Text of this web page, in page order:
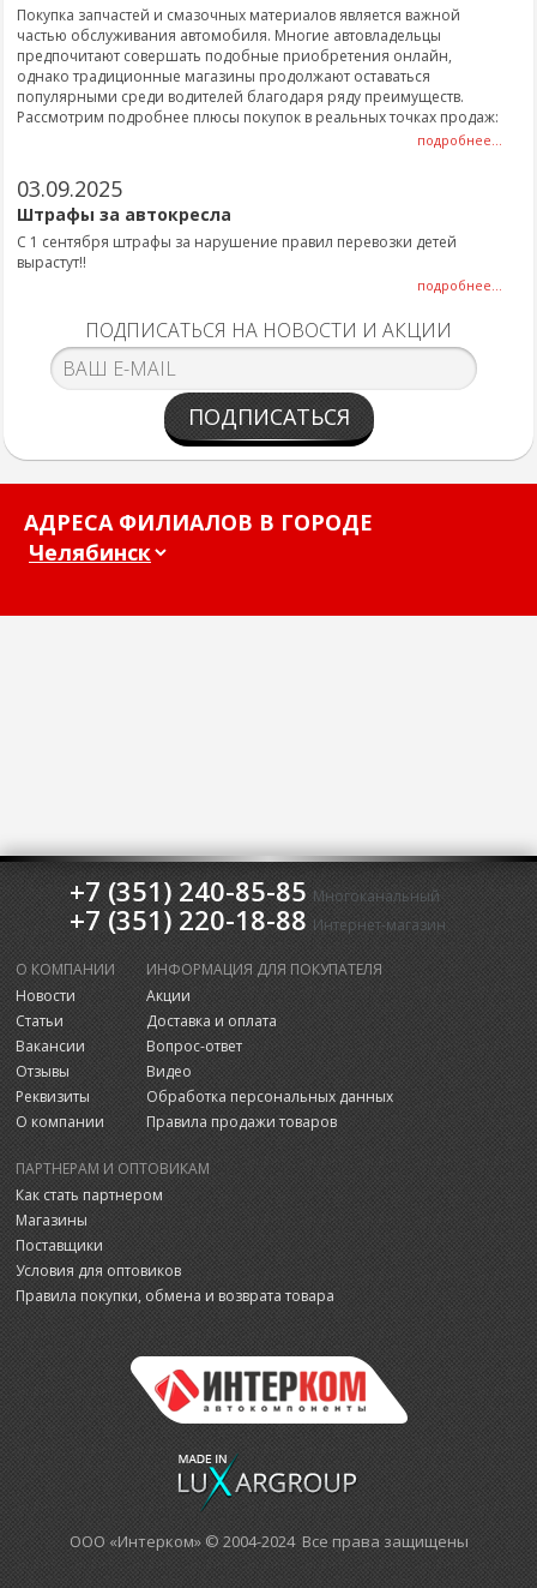
Покупка запчастей и смазочных материалов является важной
частью обслуживания автомобиля. Многие автовладельцы
предпочитают совершать подобные приобретения онлайн,
однако традиционные магазины продолжают оставаться
популярными среди водителей благодаря ряду преимуществ.
Рассмотрим подробнее плюсы покупок в реальных точках продаж:
подробнее...
03.09.2025
Штрафы за автокресла
С 1 сентября штрафы за нарушение правил перевозки детей
вырастут!!
подробнее...
ПОДПИСАТЬСЯ НА НОВОСТИ И АКЦИИ
ПОДПИСАТЬСЯ
АДРЕСА ФИЛИАЛОВ В ГОРОДЕ
+7 (351) 240-85-85 Многоканальный
+7 (351) 220-18-88 Интернет-магазин
О КОМПАНИИ
Новости
Статьи
Вакансии
Отзывы
Реквизиты
О компании
ИНФОРМАЦИЯ ДЛЯ ПОКУПАТЕЛЯ
Акции
Доставка и оплата
Вопрос-ответ
Видео
Обработка персональных данных
Правила продажи товаров
ПАРТНЕРАМ И ОПТОВИКАМ
Как стать партнером
Магазины
Поставщики
Условия для оптовиков
Правила покупки, обмена и возврата товара
ООО «Интерком» © 2004-2024 Все права защищены